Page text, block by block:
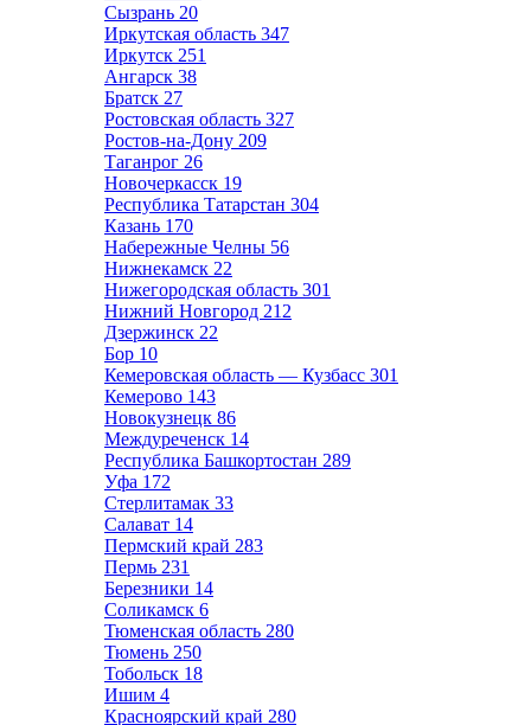
Сызрань 20
Иркутская область 347
Иркутск 251
Ангарск 38
Братск 27
Ростовская область 327
Ростов-на-Дону 209
Таганрог 26
Новочеркасск 19
Республика Татарстан 304
Казань 170
Набережные Челны 56
Нижнекамск 22
Нижегородская область 301
Нижний Новгород 212
Дзержинск 22
Бор 10
Кемеровская область — Кузбасс 301
Кемерово 143
Новокузнецк 86
Междуреченск 14
Республика Башкортостан 289
Уфа 172
Стерлитамак 33
Салават 14
Пермский край 283
Пермь 231
Березники 14
Соликамск 6
Тюменская область 280
Тюмень 250
Тобольск 18
Ишим 4
Красноярский край 280